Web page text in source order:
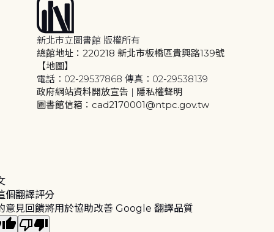
新北市立圖書館 版權所有
總館地址：220218 新北市板橋區貴興路139號
【地圖】
電話：02-29537868 傳真：02-29538139
政府網站資料開放宣告 | 隱私權聲明
圖書館信箱：cad2170001@ntpc.gov.tw
個翻譯評分
意見回饋將用於協助改善 Google 翻譯品質